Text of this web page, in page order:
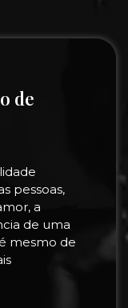
de
pessoas,
a
de uma
mesmo de